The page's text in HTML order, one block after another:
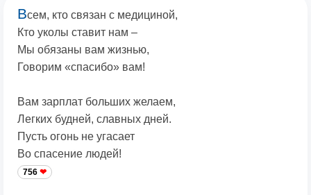
Всем, кто связан с медициной,
Кто уколы ставит нам –
Мы обязаны вам жизнью,
Говорим «спасибо» вам!
Вам зарплат больших желаем,
Легких будней, славных дней.
Пусть огонь не угасает
Во спасение людей!
756